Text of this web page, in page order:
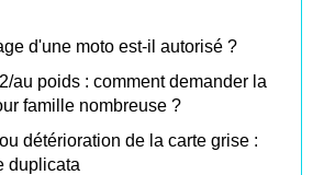
d'une moto est-il autorisé ?
au poids : comment demander la
famille nombreuse ?
détérioration de la carte grise :
duplicata